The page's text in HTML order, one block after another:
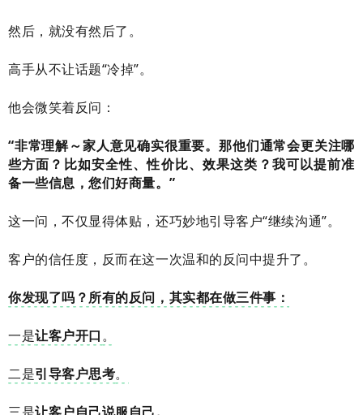
然后，就没有然后了。
高手从不让话题“冷掉”。
他会微笑着反问：
“非常理解～家人意见确实很重要。那他们通常会更关注哪
些方面？比如安全性、性价比、效果这类？我可以提前准
备一些信息，您们好商量。”
这一问，不仅显得体贴，还巧妙地引导客户“继续沟通”。
客户的信任度，反而在这一次温和的反问中提升了。
你发现了吗？所有的反问，其实都在做三件事：
一是让客户开口。
二是引导客户思考。